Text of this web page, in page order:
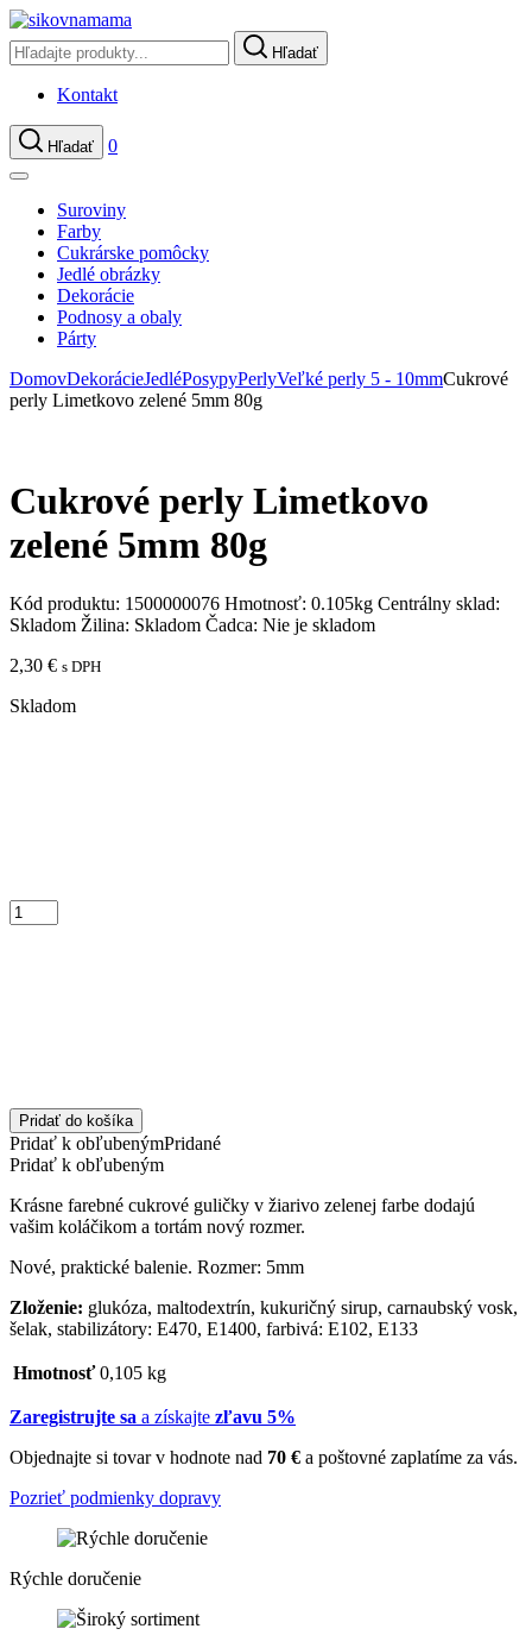
Hľadať
Kontakt
Hľadať 0
Suroviny
Farby
Cukrárske pomôcky
Jedlé obrázky
Dekorácie
Podnosy a obaly
Párty
DomovDekorácieJedléPosypyPerlyVeľké perly 5 - 10mmCukrové
perly Limetkovo zelené 5mm 80g
Cukrové perly Limetkovo
zelené 5mm 80g
Kód produktu: 1500000076 Hmotnosť: 0.105kg Centrálny sklad:
Skladom Žilina: Skladom Čadca: Nie je skladom
2,30 € s DPH
Skladom
Pridať do košíka
Pridať k obľubenýmPridané
Pridať k obľubeným
Krásne farebné cukrové guličky v žiarivo zelenej farbe dodajú
vašim koláčikom a tortám nový rozmer.
Nové, praktické balenie. Rozmer: 5mm
Zloženie: glukóza, maltodextrín, kukuričný sirup, carnaubský vosk,
šelak, stabilizátory: E470, E1400, farbivá: E102, E133
Hmotnosť 0,105 kg
Zaregistrujte sa a získajte zľavu 5%
Objednajte si tovar v hodnote nad 70 € a poštovné zaplatíme za vás.
Pozrieť podmienky dopravy
Rýchle doručenie